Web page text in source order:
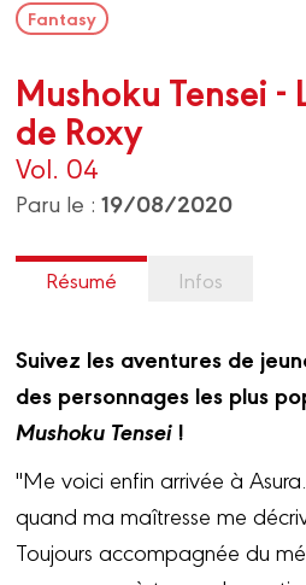
Fantasy
Mushoku Tensei -
de Roxy
Vol. 04
Paru le :19/08/2020
Résumé Infos
Suivez les aventures de
des personnages les plus
Mushoku Tensei!
"Me voici enfin arrivée à
quand ma maîtresse me
Toujours accompagnée du